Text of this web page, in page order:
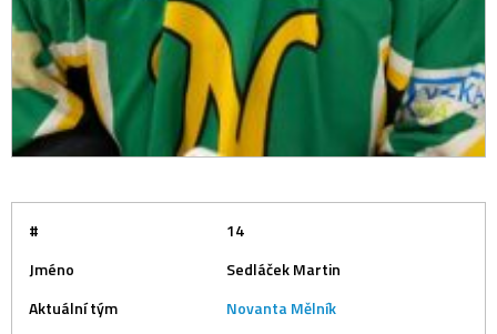
#
14
Jméno
Sedláček Martin
Aktuální tým
Novanta Mělník